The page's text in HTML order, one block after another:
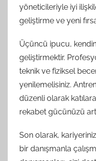
yöneticileriyle iyi
geliştirme ve yeni
Üçüncü ipucu,
geliştirmektir.
teknik ve fiziksel
yenilemelisiniz.
düzenli olarak
rekabet gücünüzü
Son olarak,
bir danışmanla